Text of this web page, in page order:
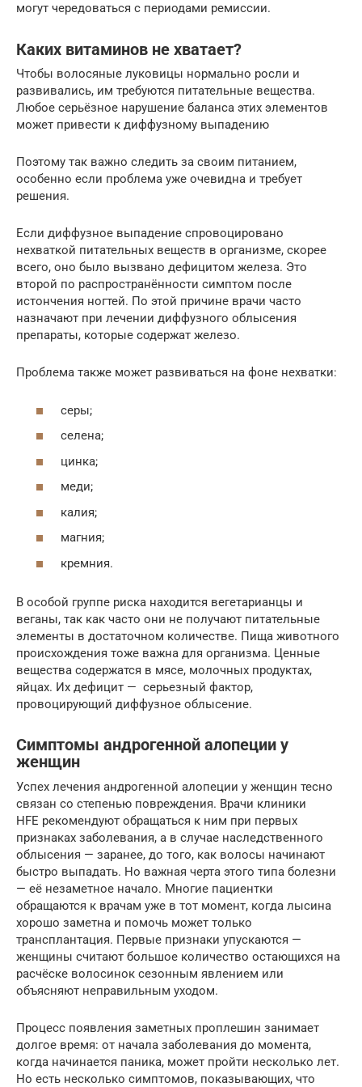
могут чередоваться с периодами ремиссии.
Каких витаминов не хватает?
Чтобы волосяные луковицы нормально росли и
развивались, им требуются питательные вещества.
Любое серьёзное нарушение баланса этих элементов
может привести к диффузному выпадению
Поэтому так важно следить за своим питанием,
особенно если проблема уже очевидна и требует
решения.
Если диффузное выпадение спровоцировано
нехваткой питательных веществ в организме, скорее
всего, оно было вызвано дефицитом железа. Это
второй по распространённости симптом после
истончения ногтей. По этой причине врачи часто
назначают при лечении диффузного облысения
препараты, которые содержат железо.
Проблема также может развиваться на фоне нехватки:
серы;
селена;
цинка;
меди;
калия;
магния;
кремния.
В особой группе риска находится вегетарианцы и
веганы, так как часто они не получают питательные
элементы в достаточном количестве. Пища животного
происхождения тоже важна для организма. Ценные
вещества содержатся в мясе, молочных продуктах,
яйцах. Их дефицит — серьезный фактор,
провоцирующий диффузное облысение.
Симптомы андрогенной алопеции у
женщин
Успех лечения андрогенной алопеции у женщин тесно
связан со степенью повреждения. Врачи клиники
HFE рекомендуют обращаться к ним при первых
признаках заболевания, а в случае наследственного
облысения — заранее, до того, как волосы начинают
быстро выпадать. Но важная черта этого типа болезни
— её незаметное начало. Многие пациентки
обращаются к врачам уже в тот момент, когда лысина
хорошо заметна и помочь может только
трансплантация. Первые признаки упускаются —
женщины считают большое количество остающихся на
расчёске волосинок сезонным явлением или
объясняют неправильным уходом.
Процесс появления заметных проплешин занимает
долгое время: от начала заболевания до момента,
когда начинается паника, может пройти несколько лет.
Но есть несколько симптомов, показывающих, что